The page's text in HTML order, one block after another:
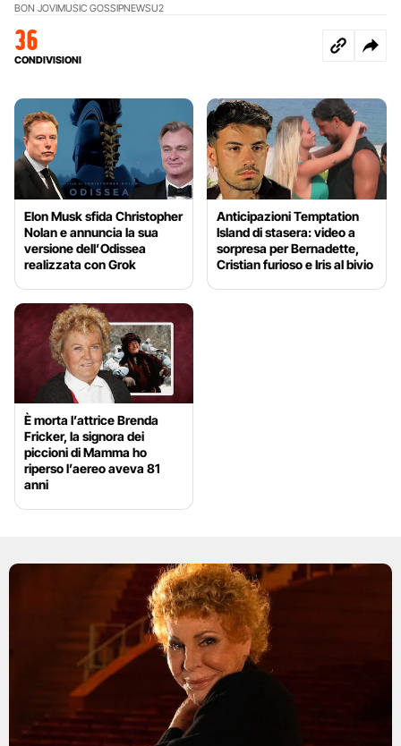
BON JOVIMUSIC GOSSIPNEWSU2
36
CONDIVISIONI
Elon Musk sfida Christopher
Nolan e annuncia la sua
versione dell’Odissea
realizzata con Grok
Anticipazioni Temptation
Island di stasera: video a
sorpresa per Bernadette,
Cristian furioso e Iris al bivio
È morta l’attrice Brenda
Fricker, la signora dei
piccioni di Mamma ho
riperso l’aereo aveva 81
anni